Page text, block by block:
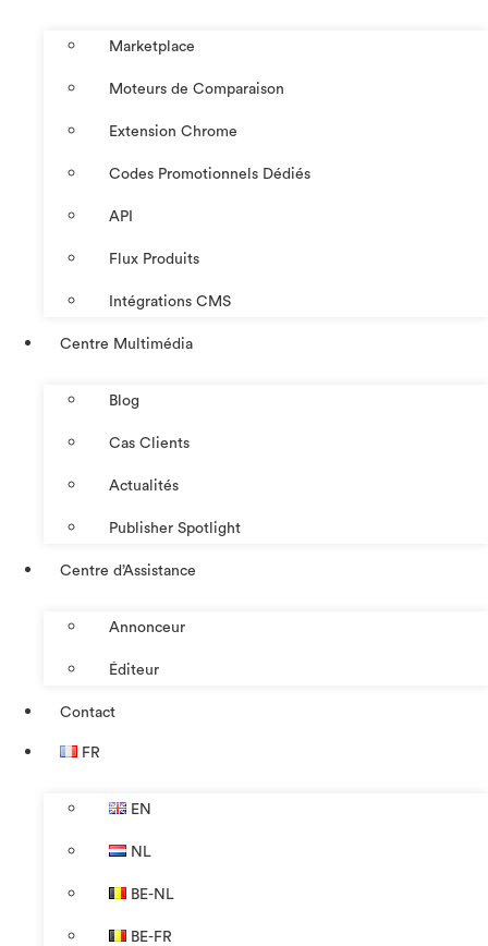
Marketplace
Moteurs de Comparaison
Extension Chrome
Codes Promotionnels Dédiés
API
Flux Produits
Intégrations CMS
Centre Multimédia
Blog
Cas Clients
Actualités
Publisher Spotlight
Centre d’Assistance
Annonceur
Éditeur
Contact
FR
EN
NL
BE-NL
BE-FR